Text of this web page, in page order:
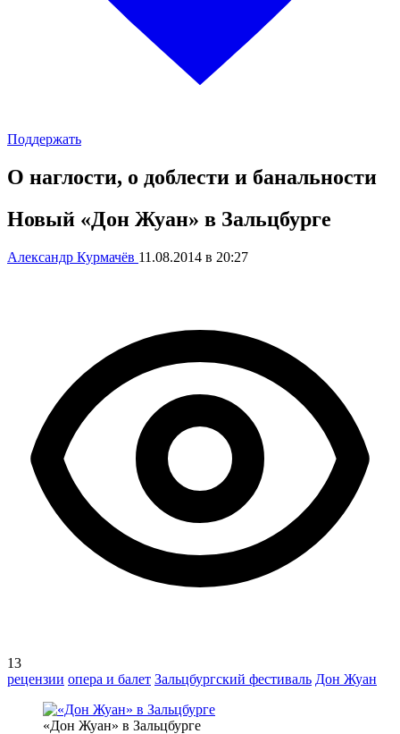
Поддержать
О наглости, о доблести и банальности
Новый «Дон Жуан» в Зальцбурге
Александр Курмачёв 11.08.2014 в 20:27
13
рецензии опера и балет Зальцбургский фестиваль Дон Жуан
«Дон Жуан» в Зальцбурге